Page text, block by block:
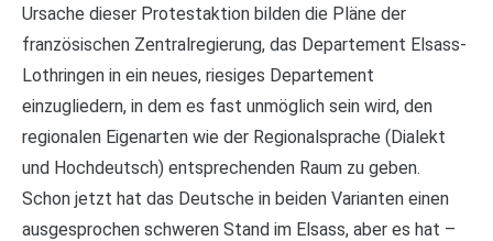
Ursache dieser Protestaktion bilden die Pläne der
französischen Zentralregierung, das Departement Elsass-
Lothringen in ein neues, riesiges Departement
einzugliedern, in dem es fast unmöglich sein wird, den
regionalen Eigenarten wie der Regionalsprache (Dialekt
und Hochdeutsch) entsprechenden Raum zu geben.
Schon jetzt hat das Deutsche in beiden Varianten einen
ausgesprochen schweren Stand im Elsass, aber es hat –